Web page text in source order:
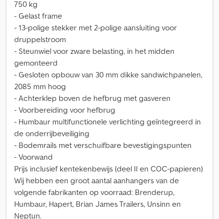
750 kg
- Gelast frame
- 13-polige stekker met 2-polige aansluiting voor
druppelstroom
- Steunwiel voor zware belasting, in het midden
gemonteerd
- Gesloten opbouw van 30 mm dikke sandwichpanelen,
2085 mm hoog
- Achterklep boven de hefbrug met gasveren
- Voorbereiding voor hefbrug
- Humbaur multifunctionele verlichting geïntegreerd in
de onderrijbeveiliging
- Bodemrails met verschuifbare bevestigingspunten
- Voorwand
Prijs inclusief kentekenbewijs (deel II en COC-papieren)
Wij hebben een groot aantal aanhangers van de
volgende fabrikanten op voorraad: Brenderup,
Humbaur, Hapert, Brian James Trailers, Unsinn en
Neptun.